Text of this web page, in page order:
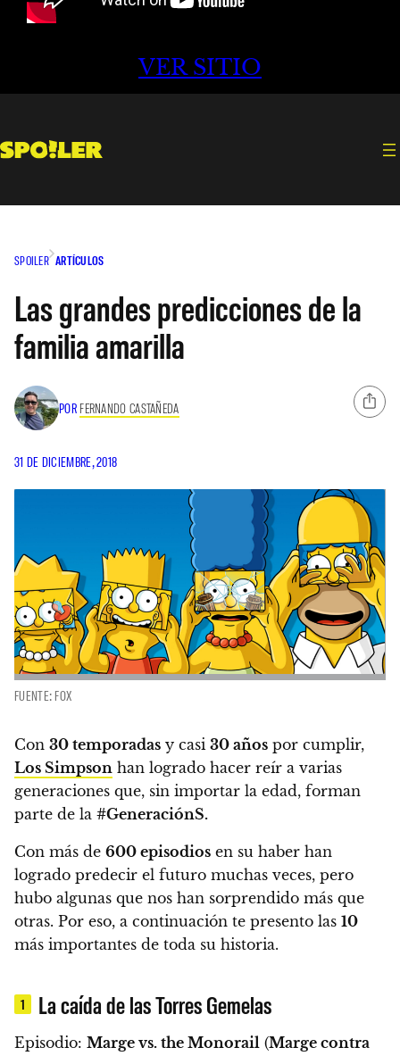
VER SITIO
SPOILER ARTÍCULOS
Las grandes predicciones de la
familia amarilla
POR FERNANDO CASTAÑEDA
31 DE DICIEMBRE, 2018
FUENTE: FOX
Con 30 temporadas y casi 30 años por cumplir,
Los Simpson han logrado hacer reír a varias
generaciones que, sin importar la edad, forman
parte de la #GeneraciónS.
Con más de 600 episodios en su haber han
logrado predecir el futuro muchas veces, pero
hubo algunas que nos han sorprendido más que
otras. Por eso, a continuación te presento las 10
más importantes de toda su historia.
1 La caída de las Torres Gemelas
Episodio: Marge vs. the Monorail (Marge contra